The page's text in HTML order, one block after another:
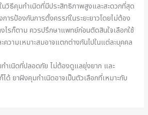
นวิธีคุมกำเนิดที่มีประสิทธิภาพสูงและสะดวกที่สุด
ารป้องกันการตั้งครรภ์ในระยะยาวโดยไม่ต้อง
ไรก็ตาม ควรปรึกษาแพทย์ก่อนตัดสินใจเลือกใช้
ความเหมาะสมอาจแตกต่างกันไปในแต่ละบุคคล
เนิดที่ปลอดภัย ไม่ต้องดูแลยุ่งยาก และ
ด้ ยาฝังคุมกำเนิดอาจเป็นตัวเลือกที่เหมาะกับ